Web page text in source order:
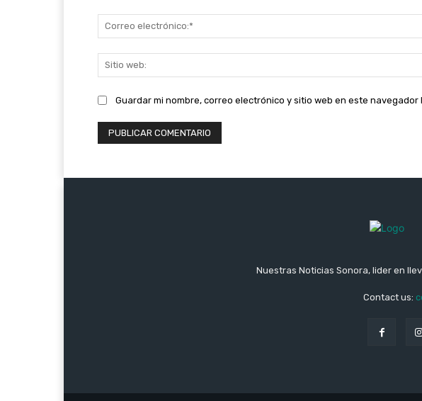
Guardar mi nombre, correo electrónico y sitio web en este navegador
Nuestras Noticias Sonora, lider en
Contact us: